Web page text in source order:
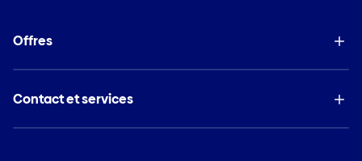
Offres
Contact et services